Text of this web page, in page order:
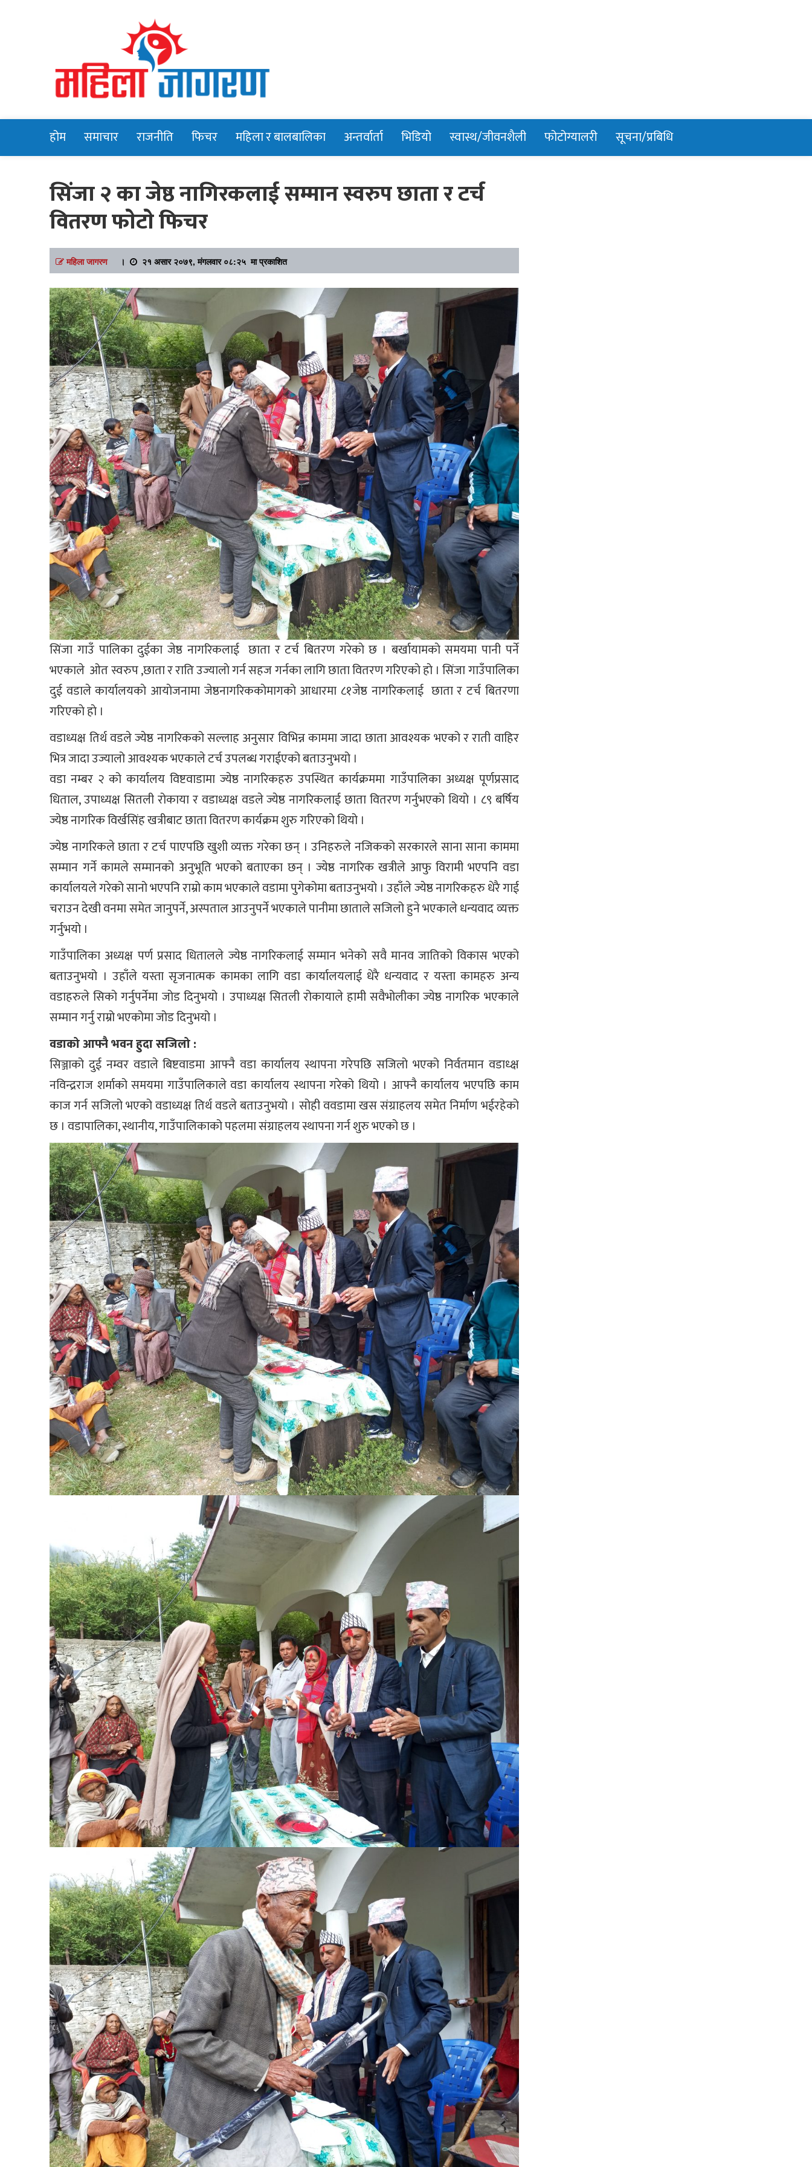
Mahilajagaran
होम समाचार राजनीति फिचर महिला र बालबालिका अन्तर्वार्ता भिडियो स्वास्थ/जीवनशैली फोटोग्यालरी सूचना/प्रबिधि
सिंजा २ का जेष्ठ नागिरकलाई सम्मान स्वरुप छाता र टर्च
वितरण फाेटाे फिचर
महिला जागरण। २१ असार २०७९, मंगलवार ०८:२५ मा प्रकाशित
सिंजा गाउँ पालिका दुईका जेष्ठ नागरिकलाई छाता र टर्च बितरण गरेकाे छ । बर्खायामकाे समयमा पानी पर्ने
भएकाले ओत स्वरुप ,छाता र राति उज्यालाे गर्न सहज गर्नका लागि छाता वितरण गरिएकाे हाे । सिंजा गाउँपालिका
दुई वडाले कार्यालयकाे आयाेजनामा जेष्ठनागरिककाेमागकाे आधारमा ८१जेष्ठ नागरिकलाई छाता र टर्च बितरणा
गरिएकाे हाे ।
वडाध्यक्ष तिर्थ वडले ज्येष्ठ नागरिकको सल्लाह अनुसार विभिन्न काममा जादा छाता आवश्यक भएको र राती वाहिर
भित्र जादा उज्यालो आवश्यक भएकाले टर्च उपलब्ध गराईएको बताउनुभयो ।
वडा नम्बर २ को कार्यालय विष्टवाडामा ज्येष्ठ नागरिकहरु उपस्थित कार्यक्रममा गाउँपालिका अध्यक्ष पूर्णप्रसाद
धिताल, उपाध्यक्ष सितली रोकाया र वडाध्यक्ष वडले ज्येष्ठ नागरिकलाई छाता वितरण गर्नुभएको थियो । ८९ बर्षिय
ज्येष्ठ नागरिक विर्खसिंह खत्रीबाट छाता वितरण कार्यक्रम शुरु गरिएको थियो ।
ज्येष्ठ नागरिकले छाता र टर्च पाएपछि खुशी व्यक्त गरेका छन् । उनिहरुले नजिकको सरकारले साना साना काममा
सम्मान गर्ने कामले सम्मानको अनुभूति भएको बताएका छन् । ज्येष्ठ नागरिक खत्रीले आफु विरामी भएपनि वडा
कार्यालयले गरेको सानो भएपनि राम्रो काम भएकाले वडामा पुगेकोमा बताउनुभयो । उहाँले ज्येष्ठ नागरिकहरु धेरै गाई
चराउन देखी वनमा समेत जानुपर्ने, अस्पताल आउनुपर्ने भएकाले पानीमा छाताले सजिलो हुने भएकाले धन्यवाद व्यक्त
गर्नुभयो ।
गाउँपालिका अध्यक्ष पर्ण प्रसाद धितालले ज्येष्ठ नागरिकलाई सम्मान भनेको सवै मानव जातिको विकास भएको
बताउनुभयो । उहाँले यस्ता सृजनात्मक कामका लागि वडा कार्यालयलाई धेरै धन्यवाद र यस्ता कामहरु अन्य
वडाहरुले सिको गर्नुपर्नेमा जोड दिनुभयो । उपाध्यक्ष सितली रोकायाले हामी सवैभोलीका ज्येष्ठ नागरिक भएकाले
सम्मान गर्नु राम्रो भएकोमा जोड दिनुभयो ।
वडाको आफ्नै भवन हुदा सजिलो :
सिञ्जाको दुई नम्वर वडाले बिष्टवाडमा आफ्नै वडा कार्यालय स्थापना गरेपछि सजिलो भएको निर्वतमान वडाध्क्ष
नविन्द्रराज शर्माको समयमा गाउँपालिकाले वडा कार्यालय स्थापना गरेको थियो । आफ्नै कार्यालय भएपछि काम
काज गर्न सजिलो भएको वडाध्यक्ष तिर्थ वडले बताउनुभयो । सोही ववडामा खस संग्राहलय समेत निर्माण भईरहेको
छ । वडापालिका, स्थानीय, गाउँपालिकाको पहलमा संग्राहलय स्थापना गर्न शुरु भएको छ ।